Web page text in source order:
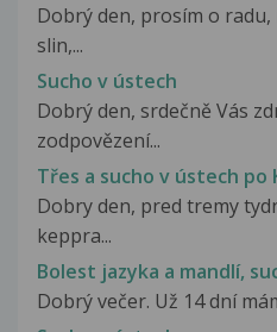
Dobrý den, prosím o
slin,...
Sucho v ústech
Dobrý den, srdečně Vás
zodpovězení...
Třes a sucho v ústech po
Dobry den, pred tremy
keppra...
Bolest jazyka a mandlí,
Dobrý večer. Už 14 dní